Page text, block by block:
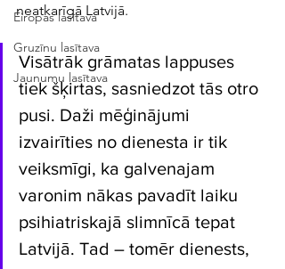
Eiropas lasītava
Gruzīnu lasītava
Jaunumu lasītava
neatkarīgā Latvijā.
Visātrāk grāmatas lappuses
tiek šķirtas, sasniedzot tās otro
pusi. Daži mēģinājumi
izvairīties no dienesta ir tik
veiksmīgi, ka galvenajam
varonim nākas pavadīt laiku
psihiatriskajā slimnīcā tepat
Latvijā. Tad – tomēr dienests,